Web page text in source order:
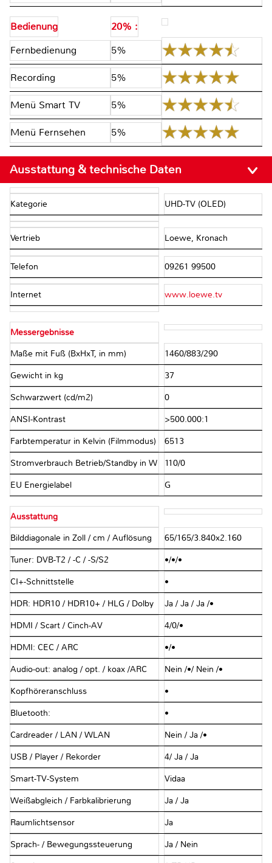
Bedienung
20% :
Fernbedienung
5%
Recording 5%
Menü Smart TV 5%
Menü Fernsehen 5%
Ausstattung & technische Daten
Kategorie UHD-TV (OLED)
Vertrieb Loewe, Kronach
Telefon 09261 99500
Internet www.loewe.tv
Messergebnisse
Maße mit Fuß (BxHxT, in mm) 1460/883/290
Gewicht in kg 37
Schwarzwert (cd/m2) 0
ANSI-Kontrast >500.000:1
Farbtemperatur in Kelvin (Filmmodus) 6513
Stromverbrauch Betrieb/Standby in W 110/0
EU Energielabel G
Ausstattung
Bilddiagonale in Zoll / cm / Auflösung 65/165/3.840x2.160
Tuner: DVB-T2 / -C / -S/S2 •/•/•
CI+-Schnittstelle •
HDR: HDR10 / HDR10+ / HLG / Dolby Ja / Ja / Ja /•
HDMI / Scart / Cinch-AV 4/0/•
HDMI: CEC / ARC •/•
Audio-out: analog / opt. / koax /ARC Nein /•/ Nein /•
Kopfhöreranschluss •
Bluetooth: •
Cardreader / LAN / WLAN Nein / Ja /•
USB / Player / Rekorder 4/ Ja / Ja
Smart-TV-System Vidaa
Weißabgleich / Farbkalibrierung Ja / Ja
Raumlichtsensor Ja
Sprach- / Bewegungssteuerung Ja / Nein